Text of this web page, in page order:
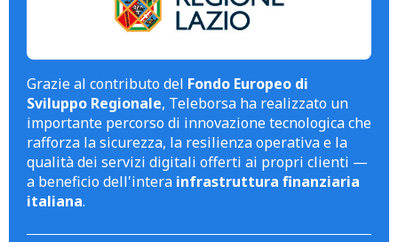
Grazie al contributo del Fondo Europeo di
Sviluppo Regionale, Teleborsa ha realizzato un
importante percorso di innovazione tecnologica che
rafforza la sicurezza, la resilienza operativa e la
qualità dei servizi digitali offerti ai propri clienti —
a beneficio dell'intera infrastruttura finanziaria
italiana.